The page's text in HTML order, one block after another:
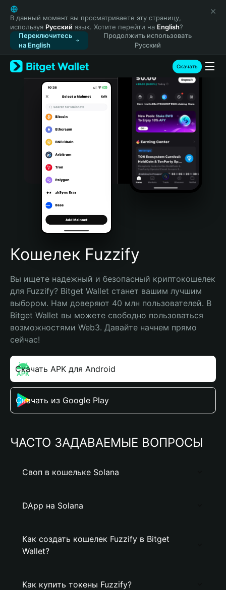
English
日本語
Tiếng Việt
Русский
Español (Latinoamérica)
Türkçe
Italiano
Português (Portugal)
Bahasa Indonesia
Português (Brasil)
Español (Argentina)
В данный момент вы просматриваете эту страницу,
используя Русский язык. Хотите перейти на English?
Переключитесь
на English
Продолжить использовать
Русский
Скачать
Кошелек Fuzzify
Вы ищете надежный и безопасный криптокошелек
для Fuzzify? Bitget Wallet станет вашим лучшим
выбором. Нам доверяют 40 млн пользователей. В
Bitget Wallet вы можете свободно пользоваться
возможностями Web3. Давайте начнем прямо
сейчас!
Скачать APK для Android
Скачать из Google Play
ЧАСТО ЗАДАВАЕМЫЕ ВОПРОСЫ
Своп в кошельке Solana
DApp на Solana
Как создать кошелек Fuzzify в Bitget
Wallet?
Как купить токены Fuzzify?